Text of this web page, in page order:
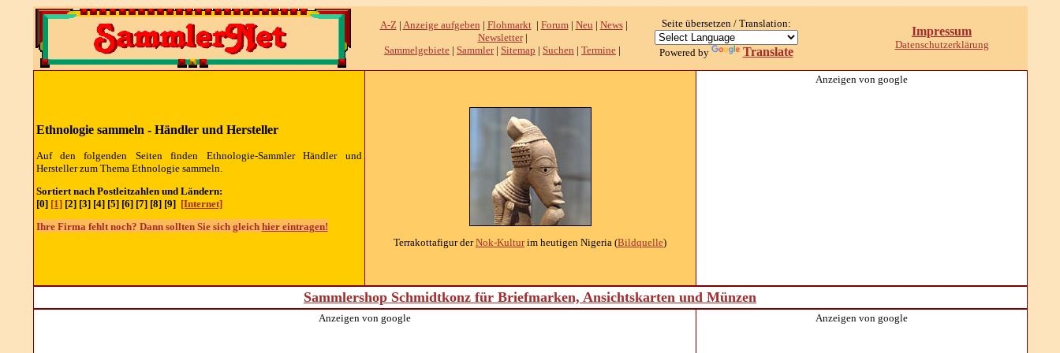
A-Z| Anzeige aufgeben | Flohmarkt| Forum| Neu | News|
Newsletter|
Sammelgebiete | Sammler| Sitemap | Suchen | Termine |
Seite übersetzen / Translation:
Powered by Translate
Impressum
Datenschutzerklärung
Ethnologie sammeln - Händler und Hersteller
Auf den folgenden Seiten finden Ethnologie-SammlerHändler und
Herstellerzum Thema Ethnologie sammeln.
Sortiert nach Postleitzahlen und Ländern:
[0] [1][2] [3] [4] [5] [6] [7] [8] [9] [Internet]
Ihre Firma fehlt noch? Dann sollten Sie sich gleich hier eintragen!
Terrakottafigur derNok-Kulturim heutigen Nigeria (Bildquelle)
Anzeigen von google
Sammlershop Schmidtkonz für Briefmarken, Ansichtskarten und Münzen
Anzeigen von google Anzeigen von google